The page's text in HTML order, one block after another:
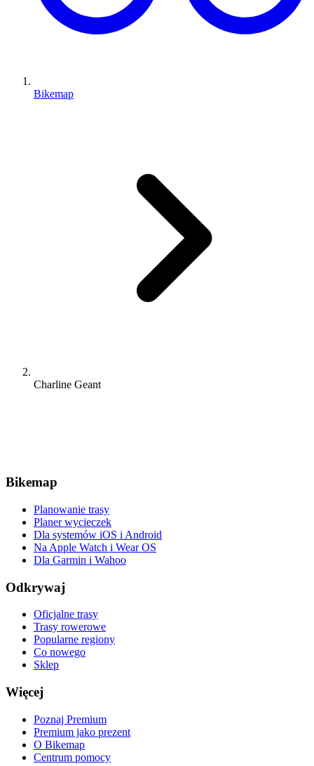
Bikemap
Charline Geant
Bikemap
Planowanie trasy
Planer wycieczek
Dla systemów iOS i Android
Na Apple Watch i Wear OS
Dla Garmin i Wahoo
Odkrywaj
Oficjalne trasy
Trasy rowerowe
Popularne regiony
Co nowego
Sklep
Więcej
Poznaj Premium
Premium jako prezent
O Bikemap
Centrum pomocy